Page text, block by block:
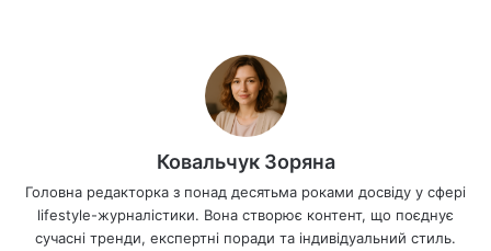
Ковальчук Зоряна
Головна редакторка з понад десятьма роками досвіду у сфері
lifestyle-журналістики. Вона створює контент, що поєднує
сучасні тренди, експертні поради та індивідуальний стиль.